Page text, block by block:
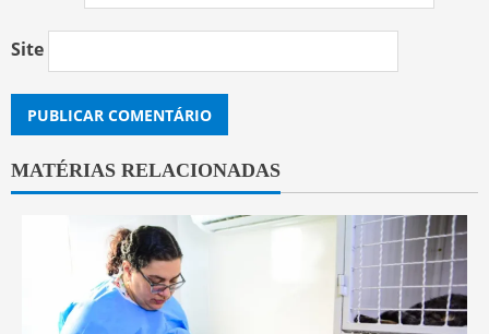
Site
MATÉRIAS RELACIONADAS